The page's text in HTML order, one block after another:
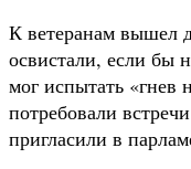
К ветеранам вышел
освистали, если бы
мог испытать «гнев
потребовали
пригласили в